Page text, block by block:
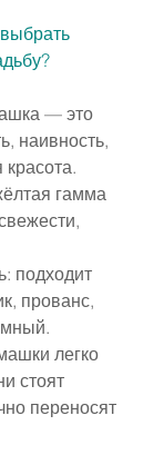
— это
наивность,
красота.
гамма
подходит
прованс,
легко
стоят
переносят